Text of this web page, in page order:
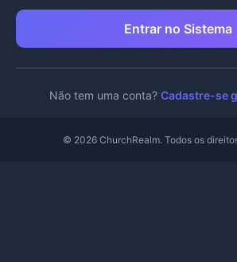
Entrar no Sistema
Não tem uma conta? Cadastre-se
© 2026 ChurchRealm. Todos os